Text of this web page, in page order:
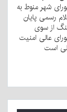
منوط به
پایان
سوی
امنیت